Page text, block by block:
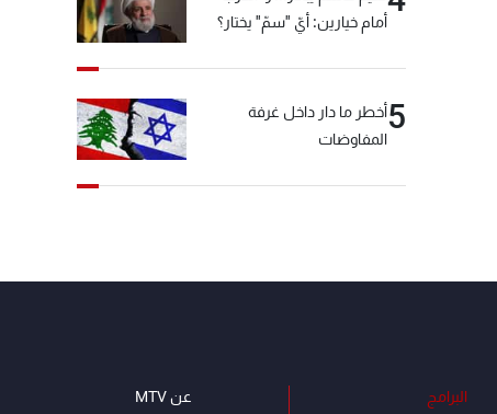
أمام خيارين: أيّ "سمّ" يختار؟
5أخطر ما دار داخل غرفة
المفاوضات
البرامج عن MTV